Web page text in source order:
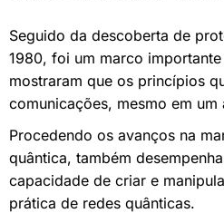
Seguido da descoberta de
1980, foi um marco
mostraram que os princípios
comunicações, mesmo em
Procedendo os avanços na
quântica, também
capacidade de criar e
prática de redes quânticas.